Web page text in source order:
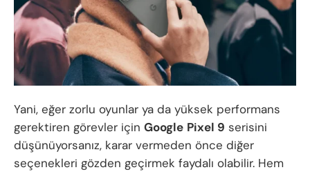
Yani, eğer zorlu oyunlar ya da yüksek performans
gerektiren görevler için Google Pixel 9 serisini
düşünüyorsanız, karar vermeden önce diğer
seçenekleri gözden geçirmek faydalı olabilir. Hem